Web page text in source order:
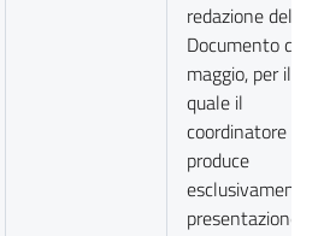
redazione del
Documento di
maggio, per il
quale il
coordinatore
produce
esclusivamente
presentazione